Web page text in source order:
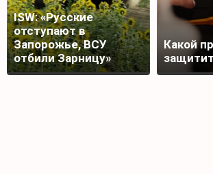
ISW: «Русские
отступают в
Запорожье, ВСУ
отбили Зарницу»
Какой